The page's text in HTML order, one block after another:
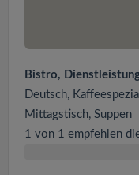
Bistro,
Deutsch,
Mittagstisch, Suppen
1 von 1 empfehlen